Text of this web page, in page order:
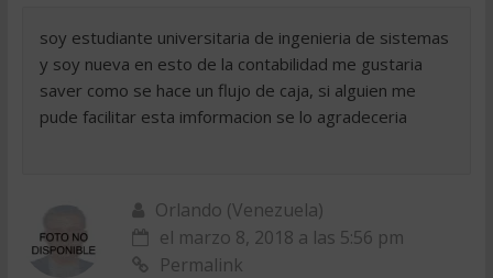
soy estudiante universitaria de ingenieria de sistemas
y soy nueva en esto de la contabilidad me gustaria
saver como se hace un flujo de caja, si alguien me
pude facilitar esta imformacion se lo agradeceria
Orlando (Venezuela)
el marzo 8, 2018 a las 5:56 pm
Permalink